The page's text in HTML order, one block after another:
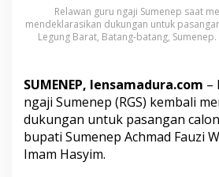
t
a
n
k
l
a
r
Relawan guru ngaji Sumenep saat
mendeklarasikan dukungan untuk
Legung Barat, Batang-batang, Sumenep.
SUMENEP, lensamadura.com –
ngaji Sumenep (RGS) kembali
dukungan untuk pasangan
bupati Sumenep Achmad Fauzi
Imam Hasyim.